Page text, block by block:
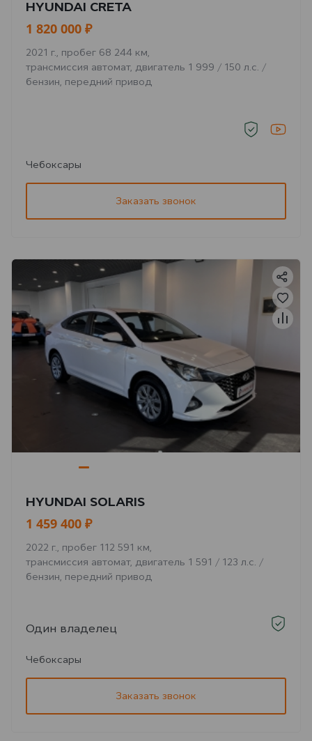
HYUNDAI CRETA
1 820 000 ₽
2021 г., пробег 68 244 км,
трансмиссия автомат, двигатель 1 999 / 150 л.с. /
бензин, передний привод
Чебоксары
Заказать звонок
HYUNDAI SOLARIS
1 459 400 ₽
2022 г., пробег 112 591 км,
трансмиссия автомат, двигатель 1 591 / 123 л.с. /
бензин, передний привод
Один владелец
Чебоксары
Заказать звонок